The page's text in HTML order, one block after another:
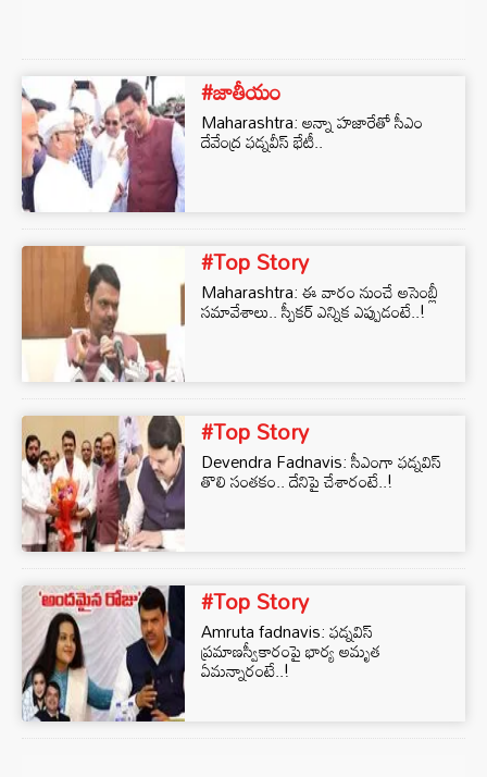
#జాతీయం
Maharashtra: అన్నా హజారేతో సీఎం
దేవేంద్ర ఫడ్నవీస్ భేటీ..
#Top Story
Maharashtra: ఈ వారం నుంచే అసెంబ్లీ
సమావేశాలు.. స్పీకర్ ఎన్నిక ఎప్పుడంటే..!
#Top Story
Devendra Fadnavis: సీఎంగా ఫడ్నవిస్
తొలి సంతకం.. దేనిపై చేశారంటే..!
#Top Story
Amruta fadnavis: ఫడ్నవిస్
ప్రమాణస్వీకారంపై భార్య అమృత
ఏమన్నారంటే..!